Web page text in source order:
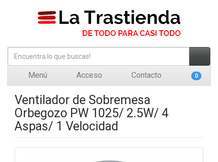
Menú Acceso Contacto 0
Ventilador de Sobremesa
Orbegozo PW 1025/ 2.5W/ 4
Aspas/ 1 Velocidad